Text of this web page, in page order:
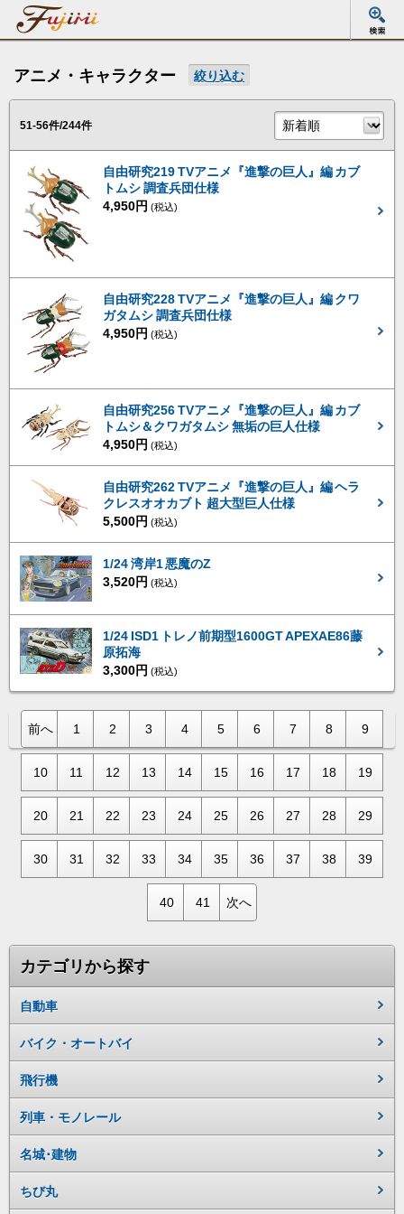
アニメ・キャラクター 絞り込む
51-56件/244件
自由研究219 TVアニメ『進撃の巨人』編 カブ
トムシ 調査兵団仕様
4,950円 (税込)
自由研究228 TVアニメ『進撃の巨人』編 クワ
ガタムシ 調査兵団仕様
4,950円 (税込)
自由研究256 TVアニメ『進撃の巨人』編 カブ
トムシ＆クワガタムシ 無垢の巨人仕様
4,950円 (税込)
自由研究262 TVアニメ『進撃の巨人』編 ヘラ
クレスオオカブト 超大型巨人仕様
5,500円 (税込)
1/24 湾岸1 悪魔のZ
3,520円 (税込)
1/24 ISD1 トレノ前期型1600GT APEXAE86藤
原拓海
3,300円 (税込)
前へ 1 2 3 4 5 6 7 8 9
10 11 12 13 14 15 16 17 18 19
20 21 22 23 24 25 26 27 28 29
30 31 32 33 34 35 36 37 38 39
40 41 次へ
カテゴリから探す
自動車
バイク・オートバイ
飛行機
列車・モノレール
名城･建物
ちび丸